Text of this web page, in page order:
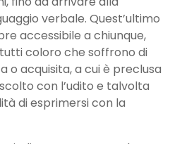
verbale. Quest’ultimo
accessibile a chiunque,
coloro che soffrono di
o acquisita, a cui è preclusa
con l’udito e talvolta
di esprimersi con la